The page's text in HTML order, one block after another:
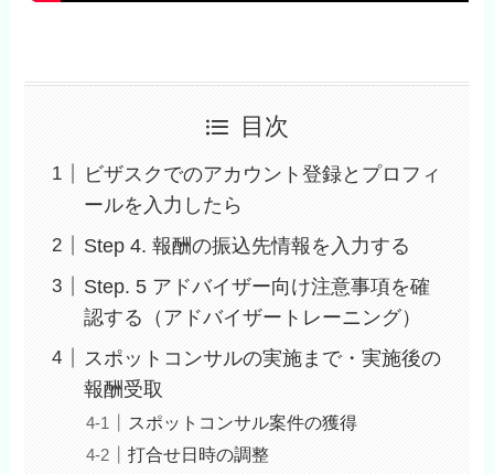
目次
ビザスクでのアカウント登録とプロフィ
ールを入力したら
Step 4. 報酬の振込先情報を入力する
Step. 5 アドバイザー向け注意事項を確
認する（アドバイザートレーニング）
スポットコンサルの実施まで・実施後の
報酬受取
スポットコンサル案件の獲得
打合せ日時の調整